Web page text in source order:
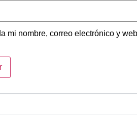
mi nombre, correo electrónico y